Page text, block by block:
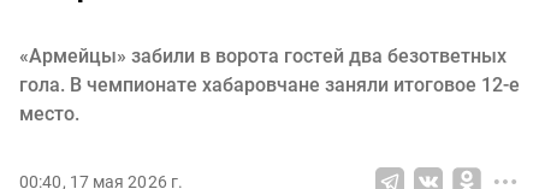
«Армейцы» забили в ворота гостей два безответных
гола. В чемпионате хабаровчане заняли итоговое 12-е
место.
00:40, 17 мая 2026 г.